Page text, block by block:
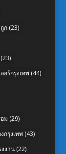
ก(23)
(23)
อร์กรุงเทพ (44)
ม (29)
กรุงเทพ (43)
งาน(22)